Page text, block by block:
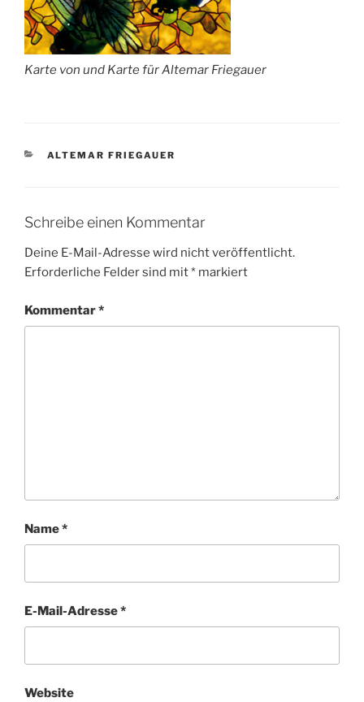
Karte von und Karte für Altemar Friegauer
KATEGORIEN
ALTEMAR FRIEGAUER
Schreibe einen Kommentar
Deine E-Mail-Adresse wird nicht veröffentlicht.
Erforderliche Felder sind mit* markiert
Kommentar*
Name*
E-Mail-Adresse*
Website